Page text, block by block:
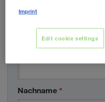
Anrede
bitte wählen
Vorname*
Nachname *
Imprint
Edit cookie settings